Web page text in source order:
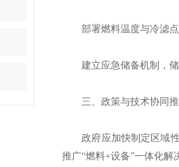
部署燃料温度与冷滤点
建立应急储备机制，储
三、政策与技术协同
政府应加快制定区域性
推广“燃料+设备”一体化